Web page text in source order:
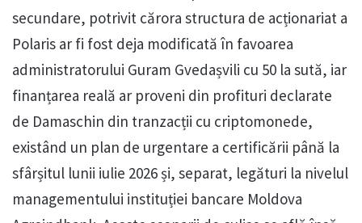
secundare, potrivit cărora structura de acționariat a
Polaris ar fi fost deja modificată în favoarea
administratorului Guram Gvedașvili cu 50 la sută, iar
finanțarea reală ar proveni din profituri declarate
de Damaschin din tranzacții cu criptomonede,
existând un plan de urgentare a certificării până la
sfârșitul lunii iulie 2026 și, separat, legături la nivelul
managementului instituției bancare Moldova